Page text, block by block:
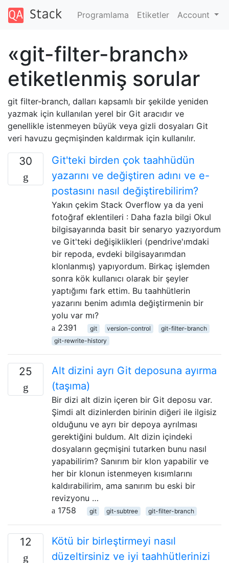
Programlama Etiketler Account
«git-filter-branch»
etiketlenmiş sorular
git filter-branch, dalları kapsamlı bir şekilde yeniden
yazmak için kullanılan yerel bir Git aracıdır ve
genellikle istenmeyen büyük veya gizli dosyaları Git
veri havuzu geçmişinden kaldırmak için kullanılır.
30
Git'teki birden çok taahhüdün
yazarını ve değiştiren adını ve e-
postasını nasıl değiştirebilirim?
Yakın çekim Stack Overflow ya da yeni
fotoğraf eklentileri : Daha fazla bilgi Okul
bilgisayarında basit bir senaryo yazıyordum
ve Git'teki değişiklikleri (pendrive'ımdaki
bir repoda, evdeki bilgisayarımdan
klonlanmış) yapıyordum. Birkaç işlemden
sonra kök kullanıcı olarak bir şeyler
yaptığımı fark ettim. Bu taahhütlerin
yazarını benim adımla değiştirmenin bir
yolu var mı?
2391
git version-control
git-filter-branch
git-rewrite-history
25
Alt dizini ayrı Git deposuna ayırma
(taşıma)
Bir dizi alt dizin içeren bir Git deposu var.
Şimdi alt dizinlerden birinin diğeri ile ilgisiz
olduğunu ve ayrı bir depoya ayrılması
gerektiğini buldum. Alt dizin içindeki
dosyaların geçmişini tutarken bunu nasıl
yapabilirim? Sanırım bir klon yapabilir ve
her bir klonun istenmeyen kısımlarını
kaldırabilirim, ama sanırım bu eski bir
revizyonu …
1758
git git-subtree git-filter-branch
12
Kötü bir birleştirmeyi nasıl
düzeltirsiniz ve iyi taahhütlerinizi